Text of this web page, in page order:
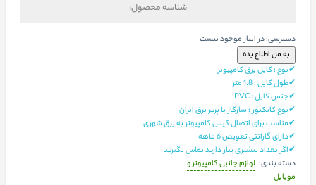
شناسه محصول:
دسترسی:در انبار موجود نیست
✔نوع : کابل برق کامپیوتر
✔طول کابل : 1.8 متر
✔جنس کابل : PVC
✔نوع کانکتور : سازگار با پریز برق ایران
✔مناسب برای اتصال کیس کامپیوتر به برق شهری
✔دارای گارانتی تعویض 6 ماهه
✔اگر تعداد بیشتری نیاز دارید تماس بگیرید
دسته بندی: لوازم جانبی کامپیوتر و
موبایل